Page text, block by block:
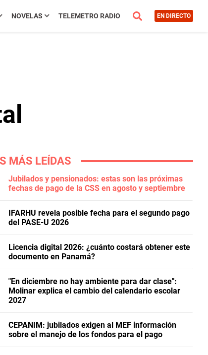
NOVELAS TELEMETRO RADIO EN DIRECTO
MÁS LEÍDAS
Jubilados y pensionados: estas son las próximas
fechas de pago de la CSS en agosto y septiembre
IFARHU revela posible fecha para el segundo pago
del PASE-U 2026
Licencia digital 2026: ¿cuánto costará obtener este
documento en Panamá?
"En diciembre no hay ambiente para dar clase":
Molinar explica el cambio del calendario escolar
2027
CEPANIM: jubilados exigen al MEF información
sobre el manejo de los fondos para el pago